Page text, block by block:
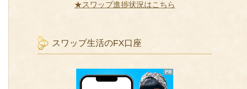
★スワップ進捗状況はこちら
スワップ生活のFX口座